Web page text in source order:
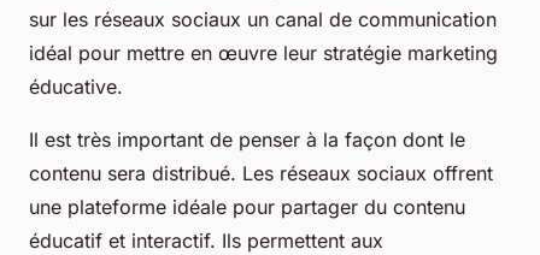
sur les réseaux sociaux un canal de communication
idéal pour mettre en œuvre leur stratégie marketing
éducative.
Il est très important de penser à la façon dont le
contenu sera distribué. Les réseaux sociaux offrent
une plateforme idéale pour partager du contenu
éducatif et interactif. Ils permettent aux